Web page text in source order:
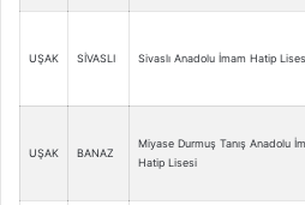
UŞAK SİVASLI Sivaslı Anadolu İmam Hatip
UŞAK BANAZ
Miyase Durmuş Tanış Anadolu
Hatip Lisesi